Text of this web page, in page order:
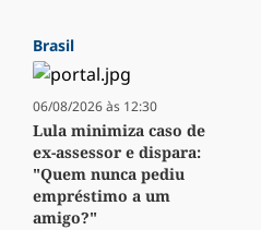
Brasil
06/08/2026 às 12:30
Lula minimiza caso de
ex-assessor e dispara:
"Quem nunca pediu
empréstimo a um
amigo?"